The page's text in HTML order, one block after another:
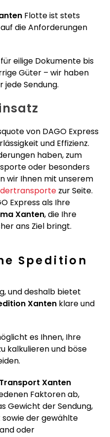
Flotte ist stets
die Anforderungen
eilige Dokumente bis
Güter – wir haben
jede Sendung.
von DAGO Express
und Effizienz.
haben, zum
oder besonders
wir Ihnen mit unserem
zur Seite.
Express als Ihre
Xanten, die Ihre
ans Ziel bringt.
Spedition
und deshalb bietet
Xanten klare und
es Ihnen, Ihre
kalkulieren und böse
Xanten
Faktoren ab,
Gewicht der Sendung,
der gewählte
oder